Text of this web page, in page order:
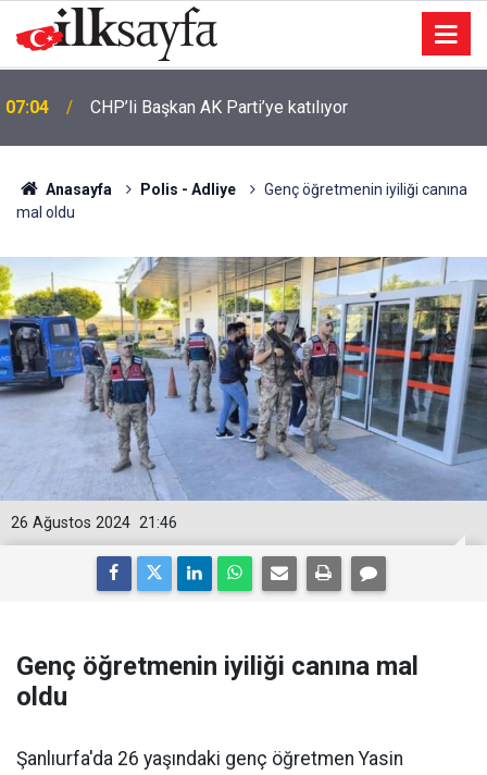
06:25
bulundu
Anasayfa Polis - Adliye
Genç öğretmenin iyiliği canına
mal oldu
21:46
26 Ağustos 2024
Genç öğretmenin iyiliği canına mal
oldu
Şanlıurfa'da 26 yaşındaki genç öğretmen Yasin